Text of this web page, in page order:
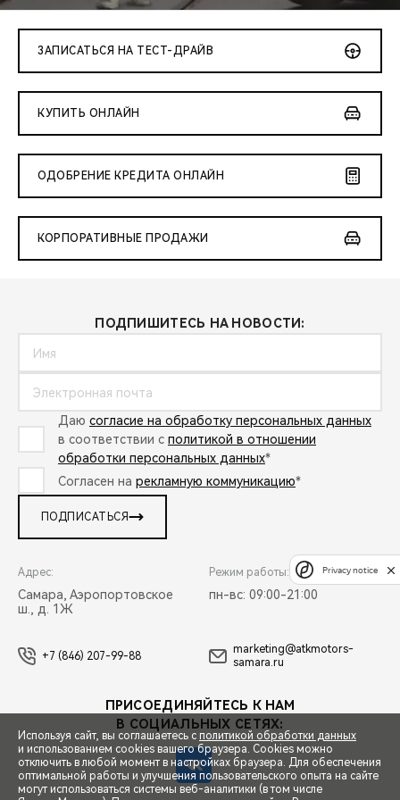
CHERY И СПОРТ
НАШИ МЕРОПРИЯТИЯ
ВИДЕООБЗОРЫ
CHERY ДЛЯ ДЕТЕЙ
ЗАПИСАТЬСЯ НА ТЕСТ-ДРАЙВ
КУПИТЬ ОНЛАЙН
ОДОБРЕНИЕ КРЕДИТА ОНЛАЙН
КОРПОРАТИВНЫЕ ПРОДАЖИ
ПОДПИШИТЕСЬ НА НОВОСТИ:
Даю согласие на обработку персональных данных
в соответствии с политикой в отношении
обработки персональных данных*
Согласен на рекламную коммуникацию*
ПОДПИСАТЬСЯ
Адрес:
Самара, Аэропортовское
ш., д. 1Ж
Режим работы:
пн-вс: 09:00-21:00
+7 (846) 207-99-88
marketing@atkmotors-
samara.ru
ПРИСОЕДИНЯЙТЕСЬ К НАМ
В СОЦИАЛЬНЫХ СЕТЯХ:
Используя сайт, вы соглашаетесь с политикой обработки данных
и использованием cookies вашего браузера. Cookies можно
отключить в любой момент в настройках браузера. Для обеспечения
оптимальной работы и улучшения пользовательского опыта на сайте
могут использоваться системы веб-аналитики (в том числе
Privacy notice